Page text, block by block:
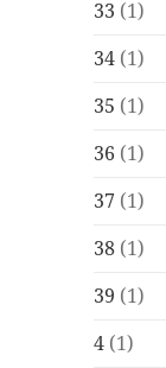
33 (1)
34 (1)
35 (1)
36 (1)
37 (1)
38 (1)
39 (1)
4 (1)